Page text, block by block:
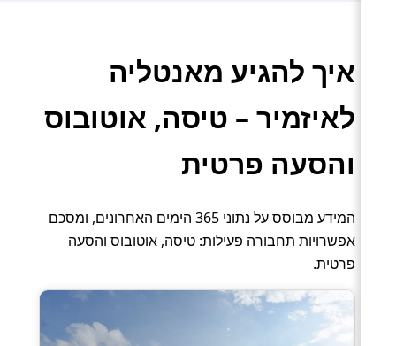
איך להגיע מאנטליה
לאיזמיר – טיסה, אוטובוס
והסעה פרטית
המידע מבוסס על נתוני 365 הימים האחרונים, ומסכם
אפשרויות תחבורה פעילות: טיסה, אוטובוס והסעה
פרטית.